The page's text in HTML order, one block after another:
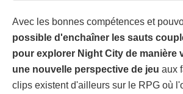
Avec les bonnes compétences et
possible d'enchaîner les sauts
pour explorer Night City de manière
une nouvelle perspective de jeu aux
clips existent d'ailleurs sur le RPG où